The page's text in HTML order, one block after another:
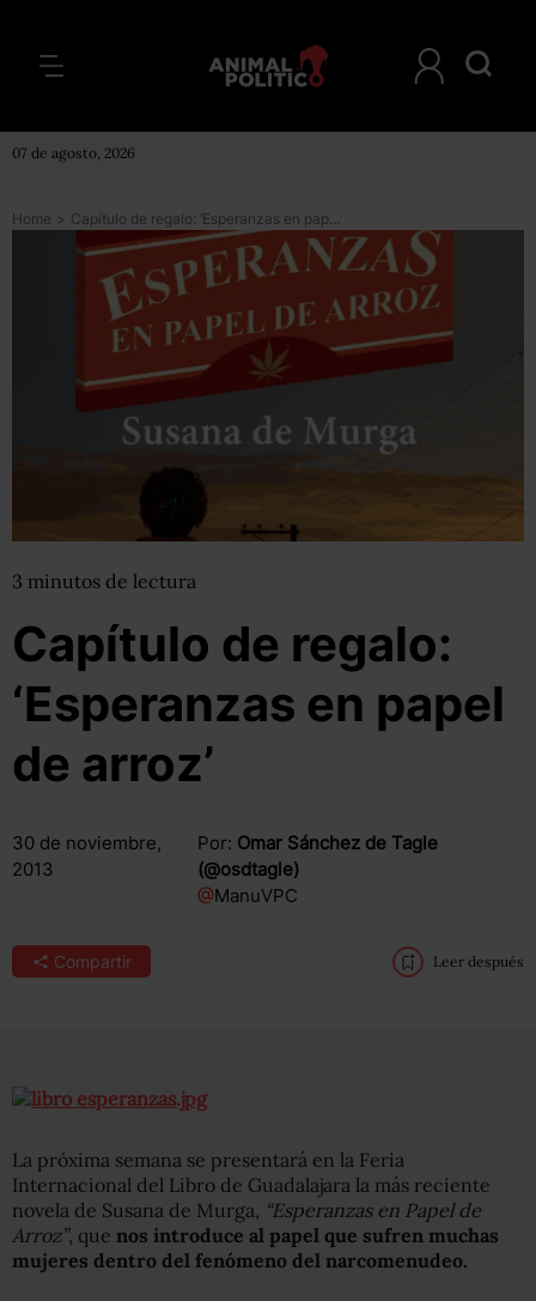
07 de agosto, 2026
Home > Capítulo de regalo: ‘Esperanzas en papel de arroz’
3 minutos de lectura
Capítulo de regalo:
‘Esperanzas en papel
de arroz’
30 de noviembre,
2013
Por: Omar Sánchez de Tagle
(@osdtagle)
@ManuVPC
Compartir Leer después
La próxima semana se presentará en la Feria
Internacional del Libro de Guadalajara la más reciente
novela de Susana de Murga, “Esperanzas en Papel de
Arroz”, que nos introduce al papel que sufren muchas
mujeres dentro del fenómeno del narcomenudeo.